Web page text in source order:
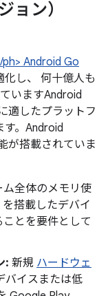
ン）
ph> Android Go
し、 何十億人も
いますAndroid
適したプラットフ
す。Android
が搭載されていま
ム全体のメモリ使
搭載したデバイ
とを要件として
: 新規 ハードウェ
バイスまたは低